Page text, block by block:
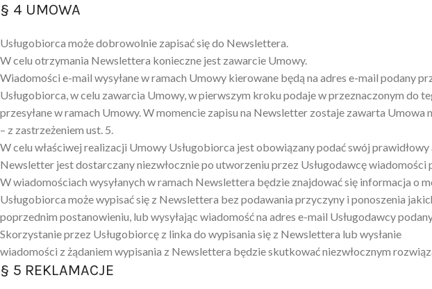
§ 4 UMOWA
Usługobiorca może dobrowolnie zapisać się do Newslettera.
W celu otrzymania Newslettera konieczne jest zawarcie Umowy.
Wiadomości e-mail wysyłane w ramach Umowy kierowane będą na adres e-mail podany
Usługobiorca, w celu zawarcia Umowy, w pierwszym kroku podaje w przeznaczonym do
przesyłane w ramach Umowy. W momencie zapisu na Newsletter zostaje zawarta
– z zastrzeżeniem ust. 5.
W celu właściwej realizacji Umowy Usługobiorca jest obowiązany podać swój prawidłowy
Newsletter jest dostarczany niezwłocznie po utworzeniu przez Usługodawcę wiadomości
W wiadomościach wysyłanych w ramach Newslettera będzie znajdować się informacja o
Usługobiorca może wypisać się z Newslettera bez podawania przyczyny i ponoszenia
poprzednim postanowieniu, lub wysyłając wiadomość na adres e-mail Usługodawcy
Skorzystanie przez Usługobiorcę z linka do wypisania się z Newslettera lub wysłanie
wiadomości z żądaniem wypisania z Newslettera będzie skutkować niezwłocznym
§ 5 REKLAMACJE